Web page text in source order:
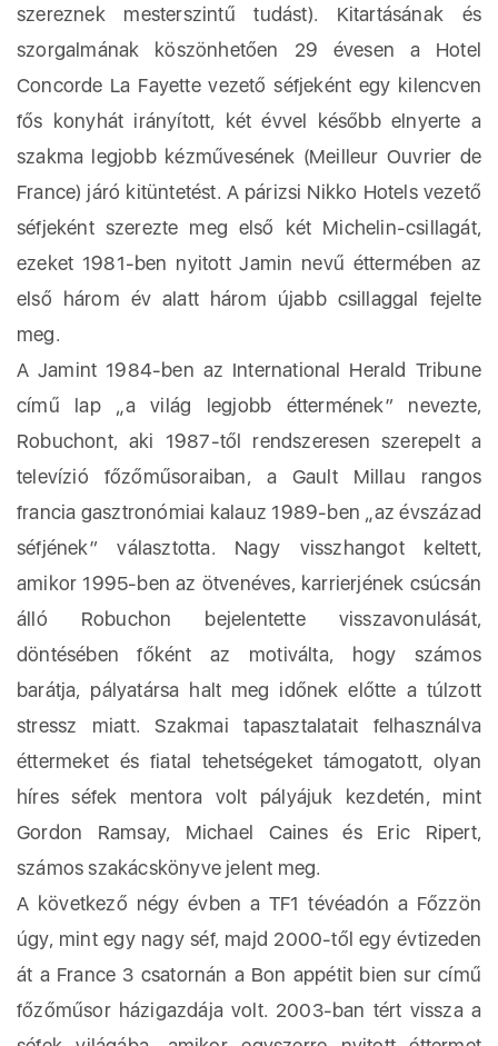
szereznek mesterszintű tudást). Kitartásának és
szorgalmának köszönhetően 29 évesen a Hotel
Concorde La Fayette vezető séfjeként egy kilencven
fős konyhát irányított, két évvel később elnyerte a
szakma legjobb kézművesének (Meilleur Ouvrier de
France) járó kitüntetést. A párizsi Nikko Hotels vezető
séfjeként szerezte meg első két Michelin-csillagát,
ezeket 1981-ben nyitott Jamin nevű éttermében az
első három év alatt három újabb csillaggal fejelte
meg.
A Jamint 1984-ben az International Herald Tribune
című lap „a világ legjobb éttermének” nevezte,
Robuchont, aki 1987-től rendszeresen szerepelt a
televízió főzőműsoraiban, a Gault Millau rangos
francia gasztronómiai kalauz 1989-ben „az évszázad
séfjének” választotta. Nagy visszhangot keltett,
amikor 1995-ben az ötvenéves, karrierjének csúcsán
álló Robuchon bejelentette visszavonulását,
döntésében főként az motiválta, hogy számos
barátja, pályatársa halt meg időnek előtte a túlzott
stressz miatt. Szakmai tapasztalatait felhasználva
éttermeket és fiatal tehetségeket támogatott, olyan
híres séfek mentora volt pályájuk kezdetén, mint
Gordon Ramsay, Michael Caines és Eric Ripert,
számos szakácskönyve jelent meg.
A következő négy évben a TF1 tévéadón a Főzzön
úgy, mint egy nagy séf, majd 2000-től egy évtizeden
át a France 3 csatornán a Bon appétit bien sur című
főzőműsor házigazdája volt. 2003-ban tért vissza a